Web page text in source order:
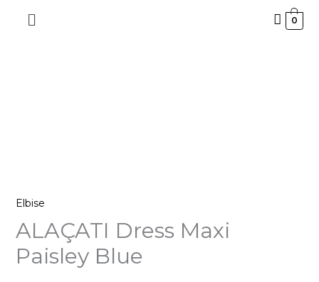
0
Elbise
ALAÇATI Dress Maxi
Paisley Blue